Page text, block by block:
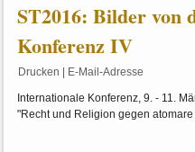
ST2016: Bilder von
Konferenz IV
Drucken E-Mail-Adresse
Internationale Konferenz, 9. - 11.
"Recht und Religion gegen